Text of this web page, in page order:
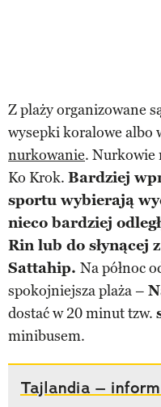
Z plaży organizowane
wysepki koralowe albo
nurkowanie. Nurkowie
Ko Krok. Bardziej
sportu wybierają
nieco bardziej
Rin lub do słynącej
Sattahip. Na północ
spokojniejsza plaża –
dostać w 20 minut tzw.
minibusem.
Tajlandia –